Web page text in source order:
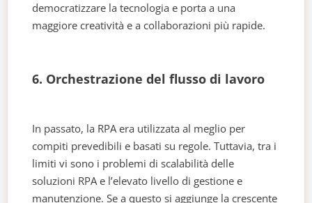
democratizzare la tecnologia e porta a una
maggiore creatività e a collaborazioni più rapide.
6. Orchestrazione del flusso di lavoro
In passato, la RPA era utilizzata al meglio per
compiti prevedibili e basati su regole. Tuttavia, tra i
limiti vi sono i problemi di scalabilità delle
soluzioni RPA e l’elevato livello di gestione e
manutenzione. Se a questo si aggiunge la crescente